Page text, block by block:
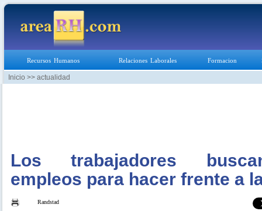
Recursos Humanos Relaciones Laborales Formacion
Inicio >> actualidad
Los trabajadores
empleos para hacer frente a
Randstad